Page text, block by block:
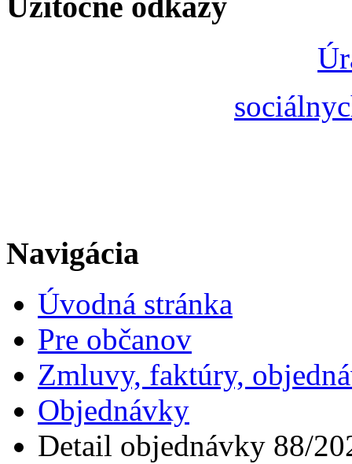
Navigácia
Úvodná stránka
Pre občanov
Zmluvy, faktúry,
Objednávky
Detail objednávky 88/